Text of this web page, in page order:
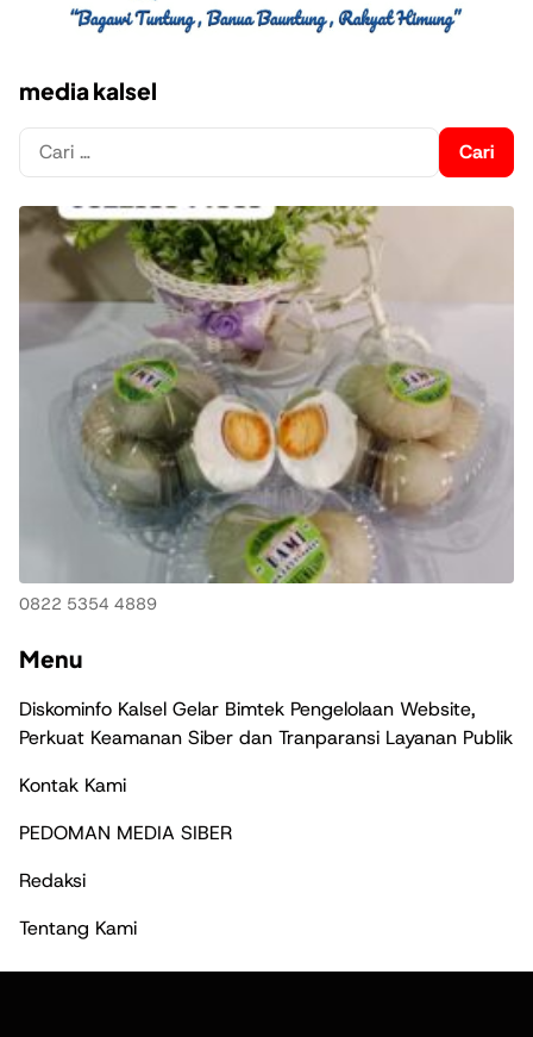
media kalsel
Cari
untuk:
0822 5354 4889
Menu
Diskominfo Kalsel Gelar Bimtek Pengelolaan Website,
Perkuat Keamanan Siber dan Tranparansi Layanan Publik
Kontak Kami
PEDOMAN MEDIA SIBER
Redaksi
Tentang Kami